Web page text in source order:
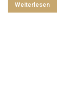
Weiterlesen